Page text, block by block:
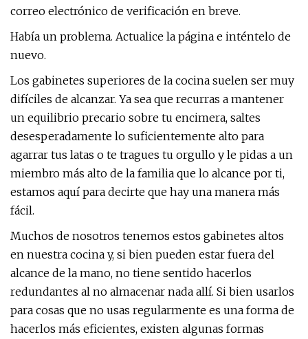
correo electrónico de verificación en breve.
Había un problema. Actualice la página e inténtelo de
nuevo.
Los gabinetes superiores de la cocina suelen ser muy
difíciles de alcanzar. Ya sea que recurras a mantener
un equilibrio precario sobre tu encimera, saltes
desesperadamente lo suficientemente alto para
agarrar tus latas o te tragues tu orgullo y le pidas a un
miembro más alto de la familia que lo alcance por ti,
estamos aquí para decirte que hay una manera más
fácil.
Muchos de nosotros tenemos estos gabinetes altos
en nuestra cocina y, si bien pueden estar fuera del
alcance de la mano, no tiene sentido hacerlos
redundantes al no almacenar nada allí. Si bien usarlos
para cosas que no usas regularmente es una forma de
hacerlos más eficientes, existen algunas formas